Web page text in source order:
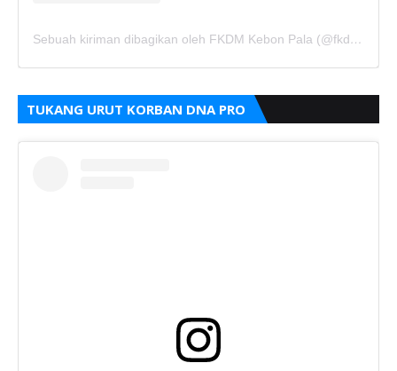
Sebuah kiriman dibagikan oleh FKDM Kebon Pala (@fkdm_kebonpala)
TUKANG URUT KORBAN DNA PRO